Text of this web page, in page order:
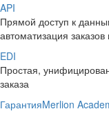
API
Прямой доступ к
автоматизация заказов
EDI
Простая,
заказа
ГарантияMerlion